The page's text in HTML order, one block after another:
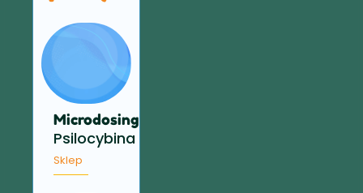
Microdosing
Psilocybina
Sklep